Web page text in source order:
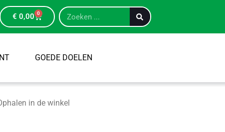
€ 0,00 0
GOEDE DOELEN
in de winkel